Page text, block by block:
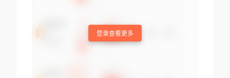
登录查看更多